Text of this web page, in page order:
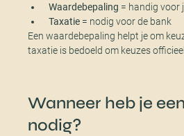
Waardebepaling = handig voor
Taxatie= nodig voor de bank
Een waardebepaling helpt je om
taxatie is bedoeld om keuzes
Wanneer heb je
nodig?